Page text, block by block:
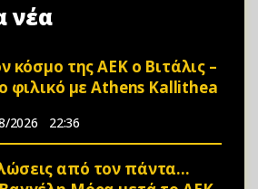
νέα
κόσμο της ΑΕΚ ο Βιτάλις –
φιλικό με Athens Kallithea
2026 22:36
από τον πάντα…